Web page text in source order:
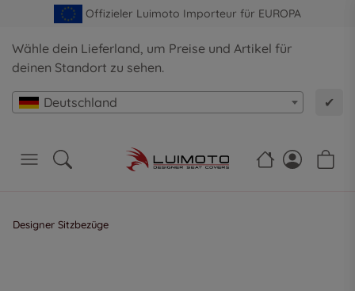
Offizieler Luimoto Importeur für EUROPA
Wähle dein Lieferland, um Preise und Artikel für
deinen Standort zu sehen.
Deutschland ✔
Designer Sitzbezüge